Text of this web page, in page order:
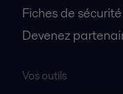
Fiches de sécurité
Devenez
Vos outils